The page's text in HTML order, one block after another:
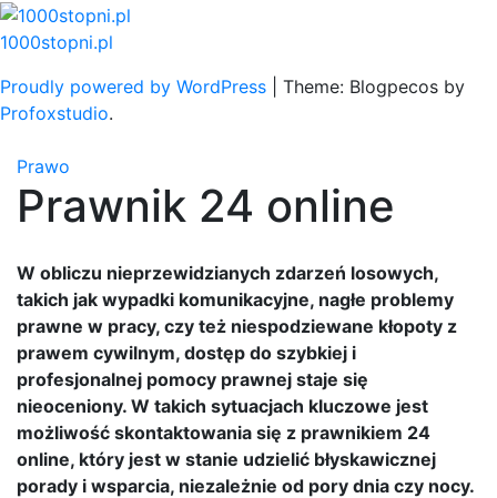
Skip
to
1000stopni.pl
Proudly powered by WordPress
Theme: Blogpecos by
Profoxstudio.
Prawo
Prawnik 24 online
W obliczu nieprzewidzianych zdarzeń losowych,
takich jak wypadki komunikacyjne, nagłe problemy
prawne w pracy, czy też niespodziewane kłopoty z
prawem cywilnym, dostęp do szybkiej i
profesjonalnej pomocy prawnej staje się
nieoceniony. W takich sytuacjach kluczowe jest
możliwość skontaktowania się z prawnikiem 24
online, który jest w stanie udzielić błyskawicznej
porady i wsparcia, niezależnie od pory dnia czy nocy.